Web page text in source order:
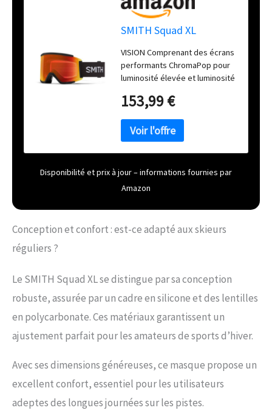
SMITH Squad XL
VISION Comprenant des écrans
performants ChromaPop pour
luminosité élevée et luminosité
Carbonic-X Écran interne anti-
pour une vision parfaitement
nette FIT Fit Medium/Large
Technologie de la monture
Responsive Fit Système
d’ajustement du strap avec
double réglage Mousse triple
casque Insert silicone sur le
écran de rechange
153,99 €
Disponibilité et prix à jour – informations fournies par
Amazon
Conception et confort : est-ce adapté aux skieurs
réguliers ?
Le SMITH Squad XL se distingue par sa conception
robuste, assurée par un cadre en silicone et des lentilles
en polycarbonate. Ces matériaux garantissent un
ajustement parfait pour les amateurs de sports d’hiver.
Avec ses dimensions généreuses, ce masque propose un
excellent confort, essentiel pour les utilisateurs
adeptes des longues journées sur les pistes.